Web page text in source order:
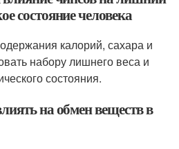
состояние человека
калорий, сахара и
набору лишнего веса и
состояния.
на обмен веществ в